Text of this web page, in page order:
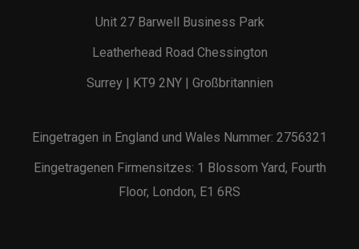
Unit 27 Barwell Business Park
Leatherhead Road Chessington
Surrey | KT9 2NY | Großbritannien
Eingetragen in England und Wales Nummer: 2756321
Eingetragenen Firmensitzes: 1 Blossom Yard, Fourth
Floor, London, E1 6RS